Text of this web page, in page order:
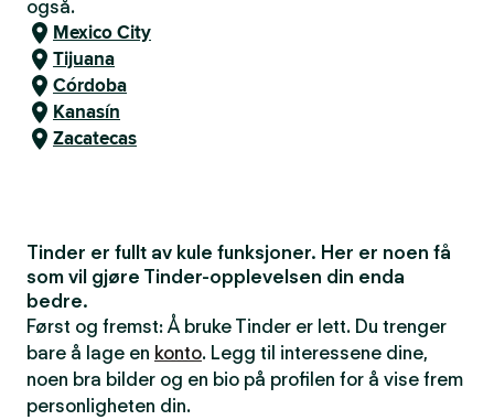
også.
Mexico City
Tijuana
Córdoba
Kanasín
Zacatecas
Tinder er fullt av kule funksjoner. Her er noen få
som vil gjøre Tinder-opplevelsen din enda
bedre.
Først og fremst: Å bruke Tinder er lett. Du trenger
bare å lage en konto. Legg til interessene dine,
noen bra bilder og en bio på profilen for å vise frem
personligheten din.